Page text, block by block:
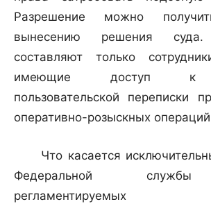
Разрешение можно
вынесению решения суда.
составляют только
имеющие доступ к
пользовательской переписки
оперативно-розыскных
Что касается
Федеральной
регламентируемых